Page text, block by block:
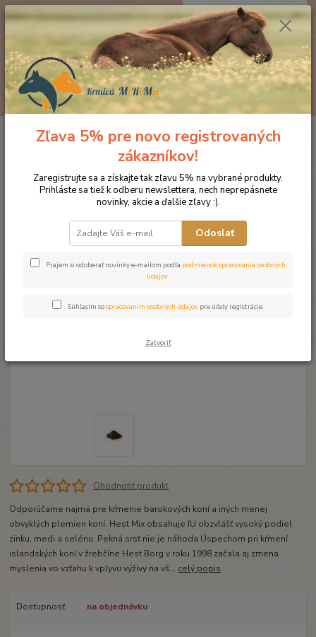
Menu
0ks
za0 €
Krmivo pre kone St. HIPPOLYT Hesta MIX Light energy 20 kg
Hesta MIX Light energy 20 kg
Ohodnotiť produkt
Odporúčame najmä pre kŕmenie barokových koní a iných menej
obvyklých plemien koní. Hest Mix obsahuje IU obzvlášť vysoký podiel
zinku, medi a selénu. Pekná srsť nie je náhoda Úspechom pri kŕmení
islandských koní v žrebčíne Hest Borg v roku 1998 začala aj zmena
myslenia vo vzťahu k vplyvu výživy na vš... celý popis
Dostupnosť na objednávku
Zľava 5% pre novo registrovaných
zákazníkov!
Zaregistrujte sa a získajte tak zľavu 5% na vybrané produkty.
Prihláste sa tiež k odberu newslettera, nech neprepásnete
novinky, akcie a ďalšie zľavy :).
Odoslať
Prajem si odoberať novinky e-mailom podľa podmienok spracovania osobných
údajov.
Súhlasím sospracovaním osobných údajov pre účely registrácie.
Zatvoriť